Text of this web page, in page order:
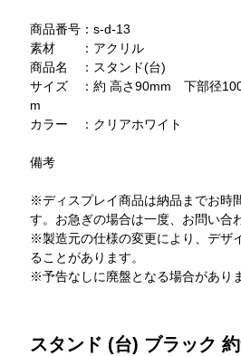
商品番号：s-d-13
素材 ：アクリル
商品名 ：スタンド(台)
サイズ ：約 高さ90mm 下部径
m
カラー ：クリアホワイト
備考
※ディスプレイ商品は納品までお時
す。お急ぎの場合は一度、お問い合
※製造元の仕様の変更により、デザ
ることがあります。
※予告なしに廃盤となる場合があり
スタンド (台) ブラック